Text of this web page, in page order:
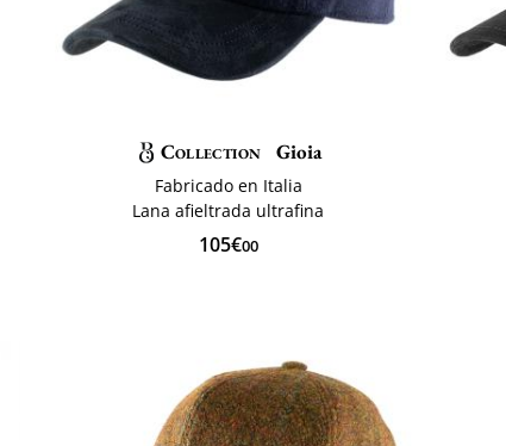
Collection Gioia
Fabricado en Italia
Lana afieltrada ultrafina
105€00